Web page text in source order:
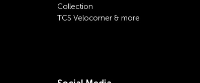
Collection
TCS Velocorner & more